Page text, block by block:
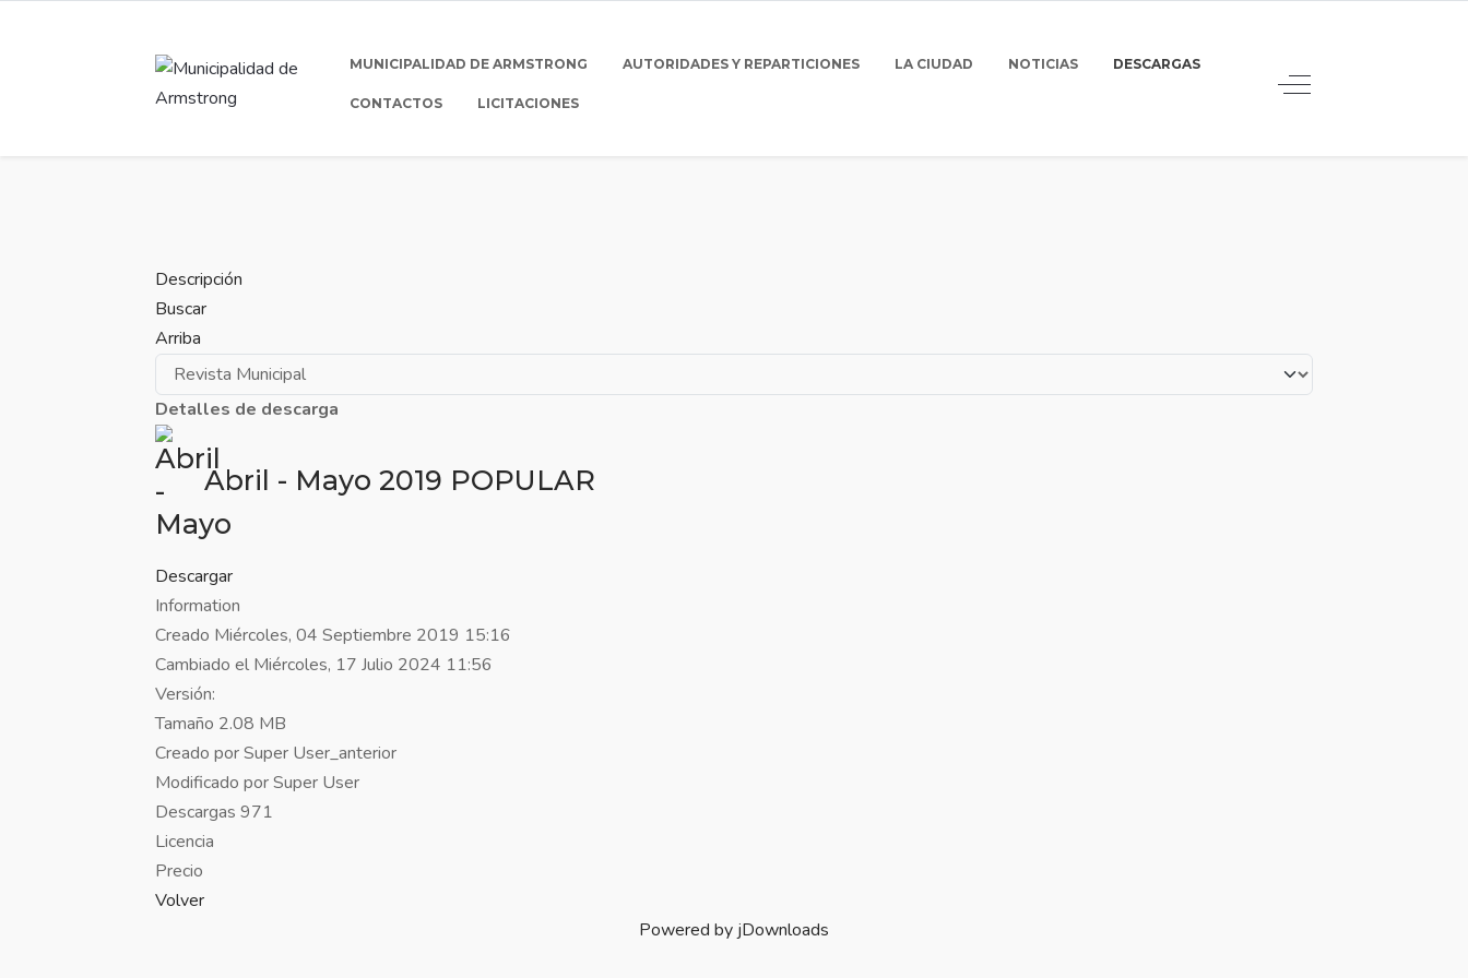
MUNICIPALIDAD DE ARMSTRONG AUTORIDADES Y REPARTICIONES LA CIUDAD NOTICIAS DESCARGAS
CONTACTOS LICITACIONES
Descripción
Buscar
Arriba
Detalles de descarga
Abril - Mayo 2019 POPULAR
Descargar
Information
Creado Miércoles, 04 Septiembre 2019 15:16
Cambiado el Miércoles, 17 Julio 2024 11:56
Versión:
Tamaño 2.08 MB
Creado porSuper User_anterior
Modificado porSuper User
Descargas 971
Licencia
Precio
Volver
Powered by jDownloads